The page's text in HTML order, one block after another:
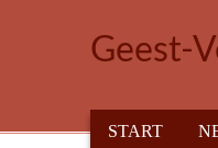
Geest-
START